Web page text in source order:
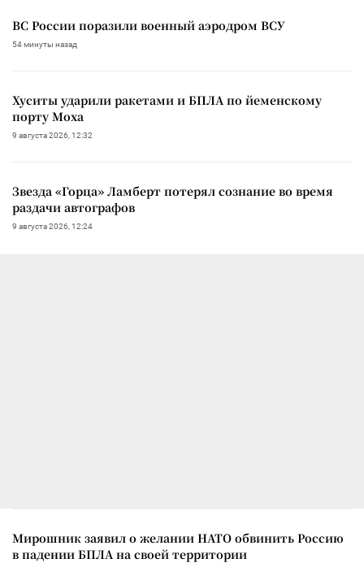
ВС России поразили военный аэродром ВСУ
54 минуты назад
Хуситы ударили ракетами и БПЛА по йеменскому
порту Моха
9 августа 2026, 12:32
Звезда «Горца» Ламберт потерял сознание во время
раздачи автографов
9 августа 2026, 12:24
Мирошник заявил о желании НАТО обвинить Россию
в падении БПЛА на своей территории